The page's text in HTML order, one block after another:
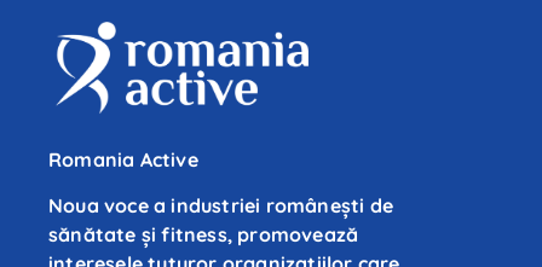
Romania Active
Noua voce a industriei românești de
sănătate și fitness, promovează